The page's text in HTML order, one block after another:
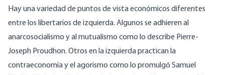
Hay una variedad de puntos de vista económicos diferentes
entre los libertarios de izquierda. Algunos se adhieren al
anarcosocialismo y al mutualismo como lo describe Pierre-
Joseph Proudhon. Otros en la izquierda practican la
contraeconomía y el agorismo como lo promulgó Samuel